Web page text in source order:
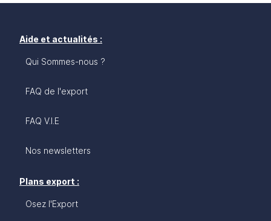
Aide et actualités :
Qui Sommes-nous ?
FAQ de l'export
FAQ V.I.E
Nos newsletters
Plans export :
Osez l'Export